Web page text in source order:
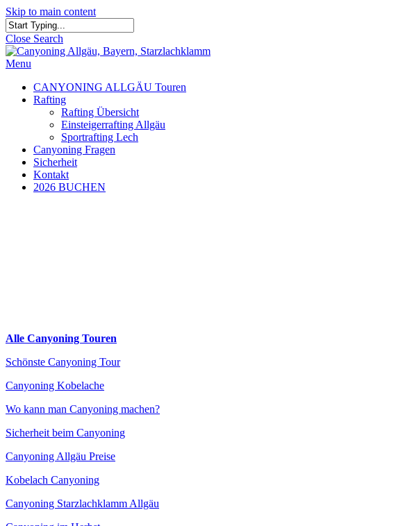
Skip to main content
Close Search
Menu
CANYONING ALLGÄU Touren
Rafting
Rafting Übersicht
Einsteigerrafting Allgäu
Sportrafting Lech
Canyoning Fragen
Sicherheit
Kontakt
2026 BUCHEN
Alle Canyoning Touren
Schönste Canyoning Tour
Canyoning Kobelache
Wo kann man Canyoning machen?
Sicherheit beim Canyoning
Canyoning Allgäu Preise
Kobelach Canyoning
Canyoning Starzlachklamm Allgäu